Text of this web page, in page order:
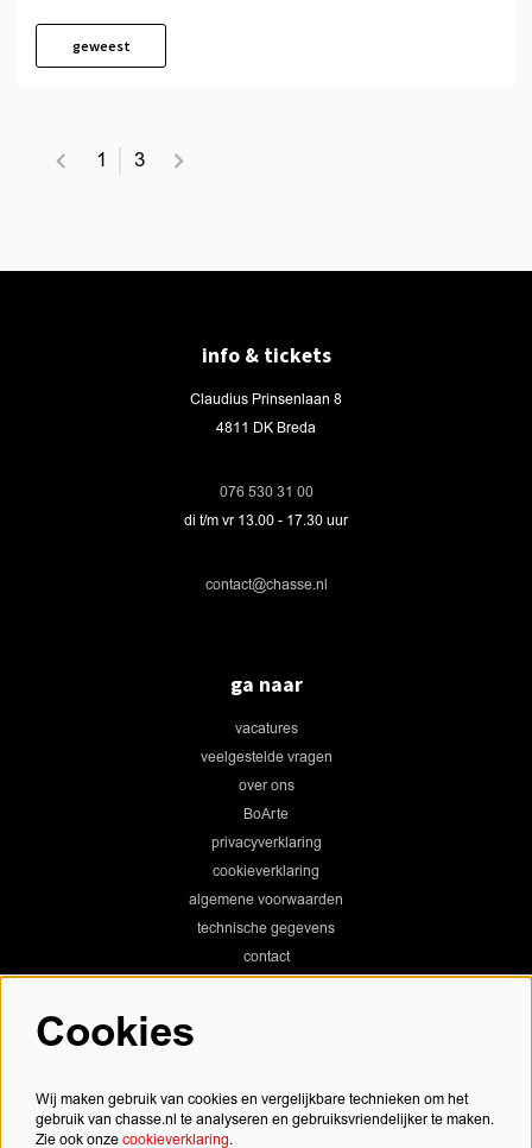
geweest
1 3
info & tickets
Claudius Prinsenlaan 8
4811 DK Breda
076 530 31 00
di t/m vr 13.00 - 17.30 uur
contact@chasse.nl
ga naar
vacatures
veelgestelde vragen
over ons
BoArte
privacyverklaring
cookieverklaring
algemene voorwaarden
technische gegevens
contact
Cookies
Wij maken gebruik van cookies en vergelijkbare technieken om het
gebruik van chasse.nl te analyseren en gebruiksvriendelijker te maken.
Zie ook onze cookieverklaring.